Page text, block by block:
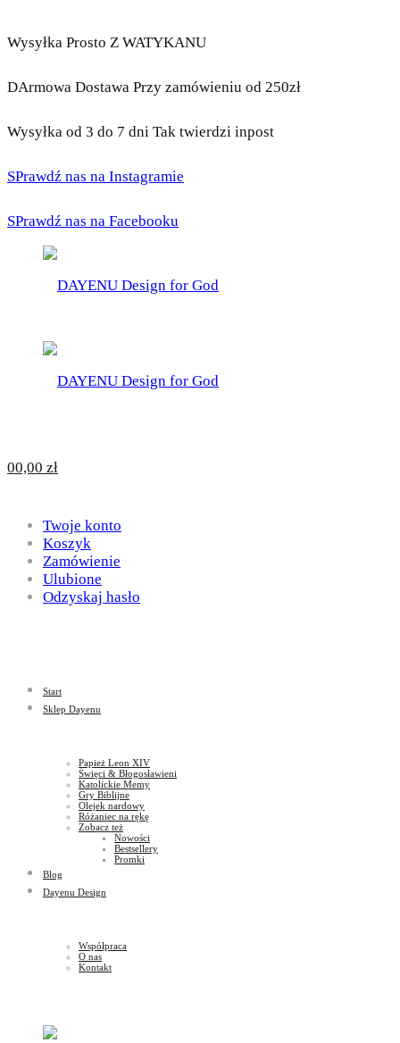
Wysyłka Prosto Z WATYKANU
DArmowa Dostawa Przy zamówieniu od 250zł
Wysyłka od 3 do 7 dni Tak twierdzi inpost
SPrawdź nas na Instagramie
SPrawdź nas na Facebooku
for
God
DAYENU
Design
God
00,00 zł
Twoje konto
Koszyk
Zamówienie
Ulubione
Odzyskaj hasło
Start
Sklep Dayenu
Papież Leon XIV
Święci & Błogosławieni
Katolickie Memy
Gry Biblijne
Olejek nardowy
Różaniec na rękę
Zobacz też
Nowości
Bestsellery
Promki
Blog
Dayenu Design
Współpraca
O nas
Kontakt